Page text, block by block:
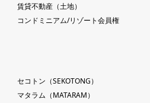
賃貸不動産（土地）
コンドミニアム/リゾート会員権
セコトン（SEKOTONG）
マタラム（MATARAM）